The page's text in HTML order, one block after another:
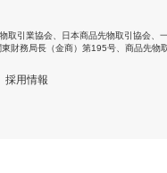
取引業協会 日本商品先物取引協会
財務局長（金商）第195号、商品先物
採用情報